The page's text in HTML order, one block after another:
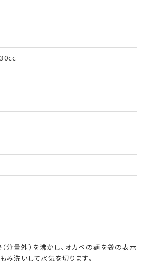
分量外）を沸かし、オカベの麺を袋の表示
み洗いして水気を切ります。